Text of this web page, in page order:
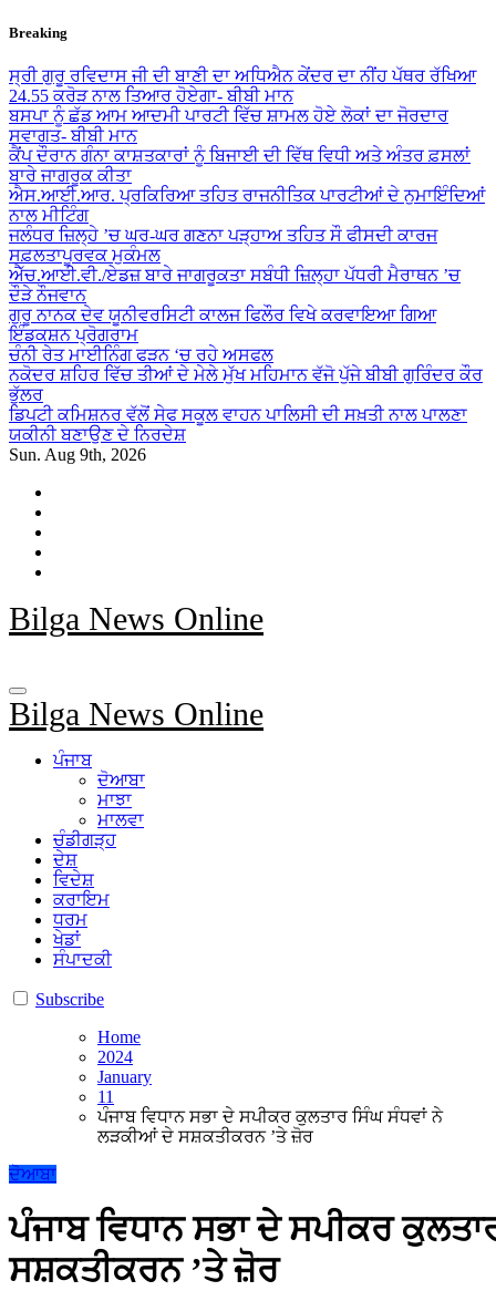
Skip
content
Breaking
ਸ੍ਰੀ ਗੁਰੂ ਰਵਿਦਾਸ ਜੀ ਦੀ ਬਾਣੀ ਦਾ ਅਧਿਐਨ ਕੇਂਦਰ ਦਾ ਨੀਂਹ ਪੱਥਰ ਰੱਖਿਆ
24.55 ਕਰੋੜ ਨਾਲ ਤਿਆਰ ਹੋਏਗਾ- ਬੀਬੀ ਮਾਨ
ਬਸਪਾ ਨੂੰ ਛੱਡ ਆਮ ਆਦਮੀ ਪਾਰਟੀ ਵਿੱਚ ਸ਼ਾਮਲ ਹੋਏ ਲੋਕਾਂ ਦਾ ਜੋਰਦਾਰ
ਸਵਾਗਤ- ਬੀਬੀ ਮਾਨ
ਕੈਂਪ ਦੌਰਾਨ ਗੰਨਾ ਕਾਸ਼ਤਕਾਰਾਂ ਨੂੰ ਬਿਜਾਈ ਦੀ ਵਿੱਥ ਵਿਧੀ ਅਤੇ ਅੰਤਰ ਫ਼ਸਲਾਂ
ਬਾਰੇ ਜਾਗਰੂਕ ਕੀਤਾ
ਐਸ.ਆਈ.ਆਰ. ਪ੍ਰਕਿਰਿਆ ਤਹਿਤ ਰਾਜਨੀਤਿਕ ਪਾਰਟੀਆਂ ਦੇ ਨੁਮਾਇੰਦਿਆਂ
ਨਾਲ ਮੀਟਿੰਗ
ਜਲੰਧਰ ਜ਼ਿਲ੍ਹੇ ’ਚ ਘਰ-ਘਰ ਗਣਨਾ ਪੜ੍ਹਾਅ ਤਹਿਤ ਸੌ ਫੀਸਦੀ ਕਾਰਜ
ਸਫ਼ਲਤਾਪੂਰਵਕ ਮੁਕੰਮਲ
ਐੱਚ.ਆਈ.ਵੀ./ਏਡਜ਼ ਬਾਰੇ ਜਾਗਰੂਕਤਾ ਸਬੰਧੀ ਜ਼ਿਲ੍ਹਾ ਪੱਧਰੀ ਮੈਰਾਥਨ ’ਚ
ਦੌੜੇ ਨੌਜਵਾਨ
ਗੁਰੂ ਨਾਨਕ ਦੇਵ ਯੂਨੀਵਰਸਿਟੀ ਕਾਲਜ ਫਿਲੌਰ ਵਿਖੇ ਕਰਵਾਇਆ ਗਿਆ
ਇੰਡਕਸ਼ਨ ਪ੍ਰੋਗਰਾਮ
ਚੰਨੀ ਰੇਤ ਮਾਈਨਿੰਗ ਫੜਨ ‘ਚ ਰਹੇ ਅਸਫਲ
ਨਕੋਦਰ ਸ਼ਹਿਰ ਵਿੱਚ ਤੀਆਂ ਦੇ ਮੇਲੇ ਮੁੱਖ ਮਹਿਮਾਨ ਵੱਜੋ ਪੁੱਜੇ ਬੀਬੀ ਗੁਰਿੰਦਰ ਕੌਰ
ਭੁੱਲਰ
ਡਿਪਟੀ ਕਮਿਸ਼ਨਰ ਵੱਲੋਂ ਸੇਫ ਸਕੂਲ ਵਾਹਨ ਪਾਲਿਸੀ ਦੀ ਸਖ਼ਤੀ ਨਾਲ ਪਾਲਣਾ
ਯਕੀਨੀ ਬਣਾਉਣ ਦੇ ਨਿਰਦੇਸ਼
Sun. Aug 9th, 2026
Bilga News Online
Bilga News Online
ਪੰਜਾਬ
ਦੋਆਬਾ
ਮਾਝਾ
ਮਾਲਵਾ
ਚੰਡੀਗੜ੍ਹ
ਦੇਸ਼
ਵਿਦੇਸ਼
ਕਰਾਇਮ
ਧਰਮ
ਖੇਡਾਂ
ਸੰਪਾਦਕੀ
Subscribe
Home
2024
January
11
ਪੰਜਾਬ ਵਿਧਾਨ ਸਭਾ ਦੇ ਸਪੀਕਰ ਕੁਲਤਾਰ ਸਿੰਘ ਸੰਧਵਾਂ ਨੇ
ਲੜਕੀਆਂ ਦੇ ਸਸ਼ਕਤੀਕਰਨ ’ਤੇ ਜ਼ੋਰ
ਦੋਆਬਾ
ਪੰਜਾਬ ਵਿਧਾਨ ਸਭਾ ਦੇ ਸਪੀਕਰ
ਸਸ਼ਕਤੀਕਰਨ ’ਤੇ ਜ਼ੋਰ